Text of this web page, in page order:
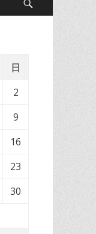
日
2
9
16
23
30